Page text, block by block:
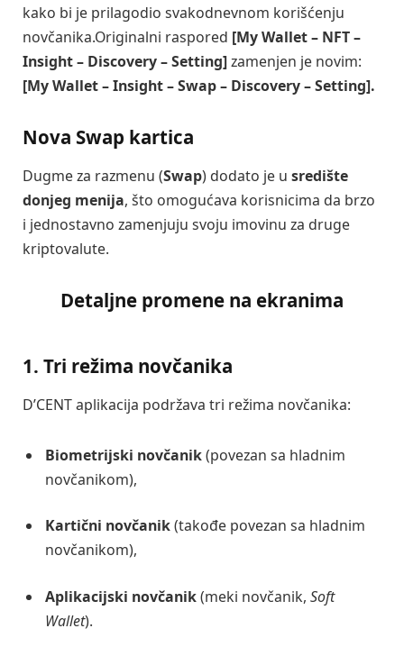
kako bi je prilagodio svakodnevnom korišćenju
novčanika.Originalni raspored [My Wallet – NFT –
Insight – Discovery – Setting]zamenjen je novim:
[My Wallet – Insight – Swap – Discovery – Setting].
Nova Swap kartica
Dugme za razmenu (Swap) dodato je u središte
donjeg menija, što omogućava korisnicima da brzo
i jednostavno zamenjuju svoju imovinu za druge
kriptovalute.
Detaljne promene na ekranima
1. Tri režima novčanika
D’CENT aplikacija podržava tri režima novčanika:
Biometrijski novčanik(povezan sa hladnim
novčanikom),
Kartični novčanik(takođe povezan sa hladnim
novčanikom),
Aplikacijski novčanik(meki novčanik, Soft
Wallet).